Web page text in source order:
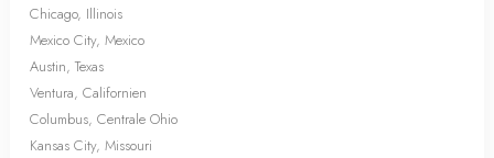
Chicago, Illinois
Mexico City, Mexico
Austin, Texas
Ventura, Californien
Columbus, Centrale Ohio
Kansas City, Missouri